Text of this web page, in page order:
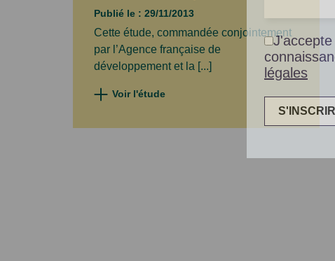
Publié le : 29/11/2013
Cette étude, commandée conjointement
par l’Agence française de
développement et la [...]
Voir l'étude
légales